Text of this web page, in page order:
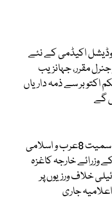
اکیڈمی کے نئے
جنرل مقرر، جہانزیب
اکتوبر سے ذمہ داریاں
گے
پاکستان سمیت 8عرب و اسلامی
وزرائے خارجہ کاغزہ
خلاف ورزیوں پر
جاری